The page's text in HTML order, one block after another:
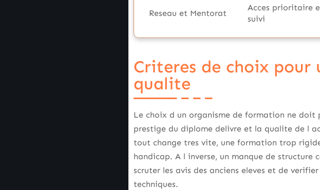
Reseau et Mentorat
Acces prioritaire
suivi
Criteres de choix
qualite
Le choix d un organisme de formation ne doit
prestige du diplome delivre et la qualite de l
tout change tres vite, une formation trop
handicap. A l inverse, un manque de
scruter les avis des anciens eleves et de
techniques.